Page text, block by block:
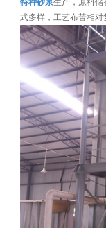
特种砂浆生产，原料储
式多样，工艺布苦相对